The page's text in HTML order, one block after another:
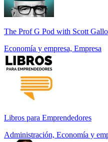
The Prof G Pod with Scott
Economía y empresa, Empresa
Libros para Emprendedores
Administración, Economía y